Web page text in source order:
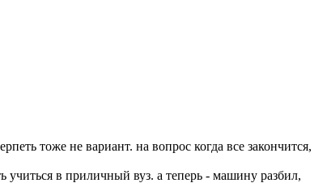
тоже не вариант. на вопрос когда все закончится,
учиться в приличный вуз. а теперь - машину разбил,